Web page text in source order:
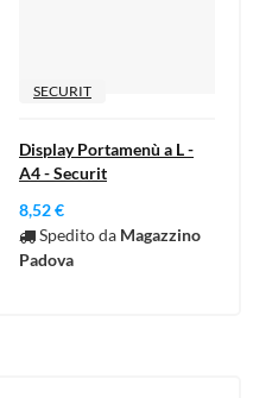
SECURIT
Display Portamenù a L -
A4 - Securit
8,52 €
Spedito da Magazzino
Padova